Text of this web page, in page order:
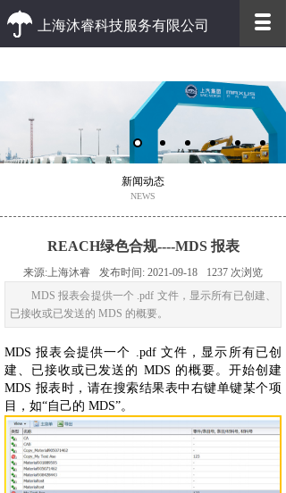
上海沐睿科技服务有限公司
优质的客户服务 高效的办事效率
新闻动态
NEWS
REACH绿色合规----MDS 报表
来源:上海沐睿 发布时间: 2021-09-18 1237 次浏览
MDS 报表会提供一个 .pdf 文件，显示所有已创建、
已接收或已发送的 MDS 的概要。
MDS 报表会提供一个 .pdf 文件，显示所有已创
建、已接收或已发送的 MDS 的概要。开始创建
MDS 报表时，请在搜索结果表中右键单键某个项
目，如“自己的 MDS”。